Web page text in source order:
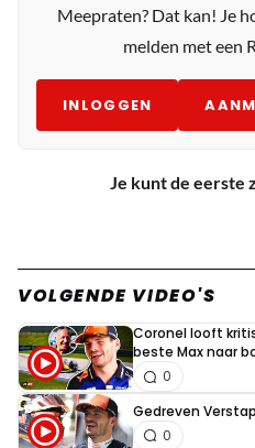
Meepraten? Dat kan! Je
melden met een
INLOGGEN
Je kunt de eerste
VOLGENDE VIDEO'S
Coronel looft
beste Max naar
0
Gedreven
0